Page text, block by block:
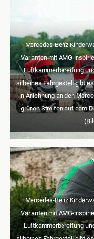
Mercedes-Benz
Varianten mit AMG-
Luftkammerbereifung
silbernes Fahrgestell gibt
in Anlehnung an den
grünen Streifen auf dem
Mercedes-Benz
Varianten mit AMG-
Luftkammerbereifung